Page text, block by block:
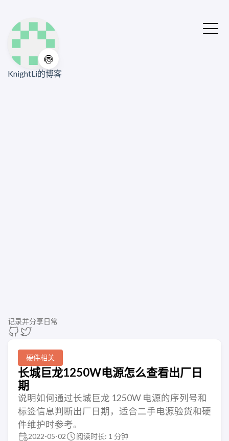
🍥
KnightLi的博客
记录并分享日常
硬件相关
长城巨龙1250W电源怎么查看出厂日
期
说明如何通过长城巨龙 1250W 电源的序列号和
标签信息判断出厂日期，适合二手电源验货和硬
件维护时参考。
2022-05-02 阅读时长: 1 分钟